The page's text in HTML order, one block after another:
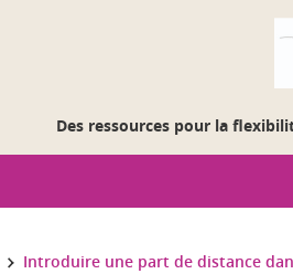
Des ressources pour la
Introduire une part de distance